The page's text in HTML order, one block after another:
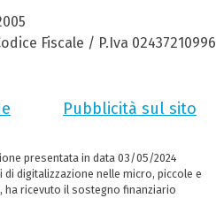
Fiscale / P.Iva 02437210996
Pubblicità sul sito
presentata in data 03/05/2024
digitalizzazione nelle micro, piccole e
ha ricevuto il sostegno finanziario